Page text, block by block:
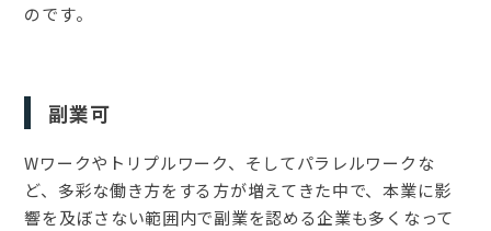
のです。
副業可
Wワークやトリプルワーク、そしてパラレルワークな
ど、多彩な働き方をする方が増えてきた中で、本業に影
響を及ぼさない範囲内で副業を認める企業も多くなって